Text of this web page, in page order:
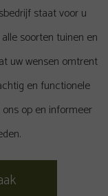
staat voor u
soorten tuinen en
uw wensen omtrent
en functionele
op en informeer